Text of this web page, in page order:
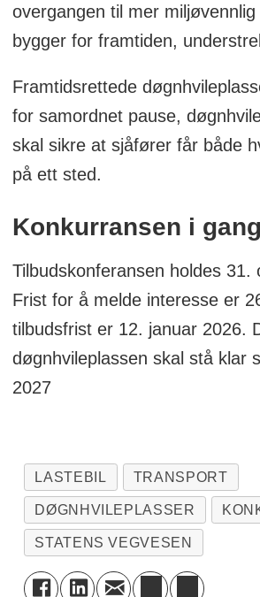
overgangen til mer
bygger for framtiden,
Framtidsrettede
for samordnet pause,
skal sikre at sjåfører får både
på ett sted.
Konkurransen i gang
Tilbudskonferansen holdes 31.
Frist for å melde interesse er
tilbudsfrist er 12. januar 2026.
døgnhvileplassen skal stå klar
2027
LASTEBIL TRANSPORT
DØGNHVILEPLASSER
STATENS VEGVESEN